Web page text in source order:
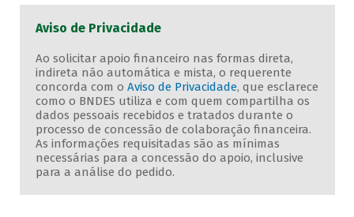
Aviso de Privacidade
Ao solicitar apoio financeiro nas formas direta,
indireta não automática e mista, o requerente
concorda com o Aviso de Privacidade, que esclarece
como o BNDES utiliza e com quem compartilha os
dados pessoais recebidos e tratados durante o
processo de concessão de colaboração financeira.
As informações requisitadas são as mínimas
necessárias para a concessão do apoio, inclusive
para a análise do pedido.